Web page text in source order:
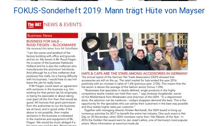
FOKUS-Sonderheft 2019: Mann trägt Hüte von Mayser